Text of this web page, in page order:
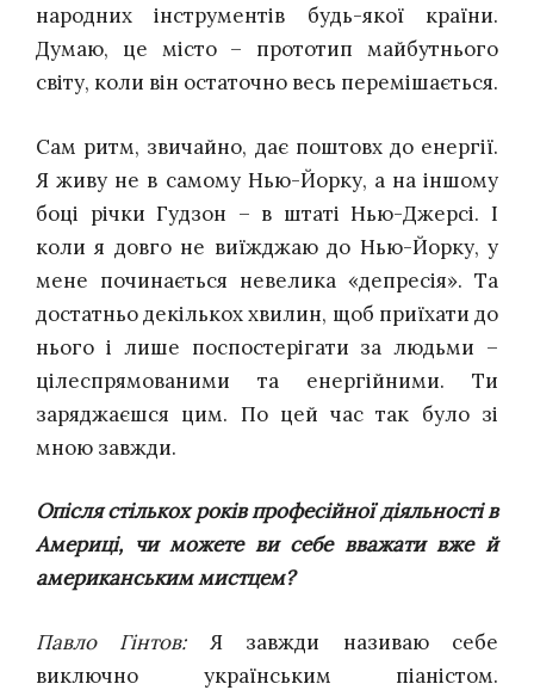
народних інструментів будь-якої країни.
Думаю, це місто – прототип майбутнього
світу, коли він остаточно весь перемішається.
Сам ритм, звичайно, дає поштовх до енергії.
Я живу не в самому Нью-Йорку, а на іншому
боці річки Гудзон – в штаті Нью-Джерсі. І
коли я довго не виїжджаю до Нью-Йорку, у
мене починається невелика «депресія». Та
достатньо декількох хвилин, щоб приїхати до
нього і лише поспостерігати за людьми –
цілеспрямованими та енергійними. Ти
заряджаєшся цим. По цей час так було зі
мною завжди.
Опісля стількох років професійної діяльності в
Америці, чи можете ви себе вважати вже й
американським мистцем?
Павло Гінтов:Я завжди називаю себе
виключно українським піаністом.